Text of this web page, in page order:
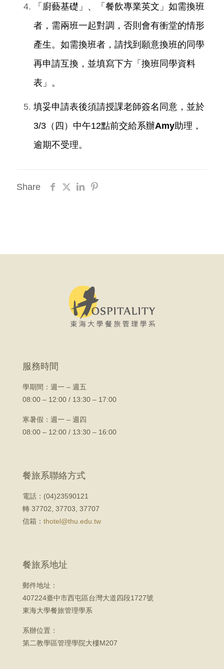
「廚藝基礎」、「餐飲專業英文」如需換班
者，需兩班一起對調，否則會有衝堂的情形
產生。如需換班者，請找到願意換班的同學
再申請互換，並填寫下方「換班同學資料
表」。
填妥申請表後須請授課老師簽名同意，並於
3/3（四）中午12點前交給系辦Amy助理 ，
逾期不受理。
Share
服務時間
學期間： 週一 – 週五
08:00 – 12:00 / 13:30 – 17:00
寒暑假：週一 – 週四
08:00 – 12:00 / 13:30 – 16:00
餐旅系聯絡方式
電話：(04)23590121
轉 37702, 37703, 37707
信箱： thotel@thu.edu.tw
餐旅系地址
郵件地址：
407224臺中市西屯區台灣大道四段1727號
東海大學餐旅管理學系
系辦位置：
第二教學區管理學院大樓M207